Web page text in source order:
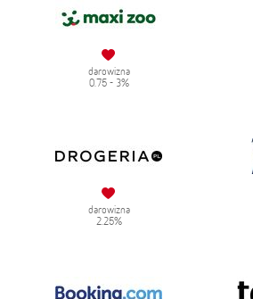
darowizna
0.75 - 3%
darowizna
2.25%